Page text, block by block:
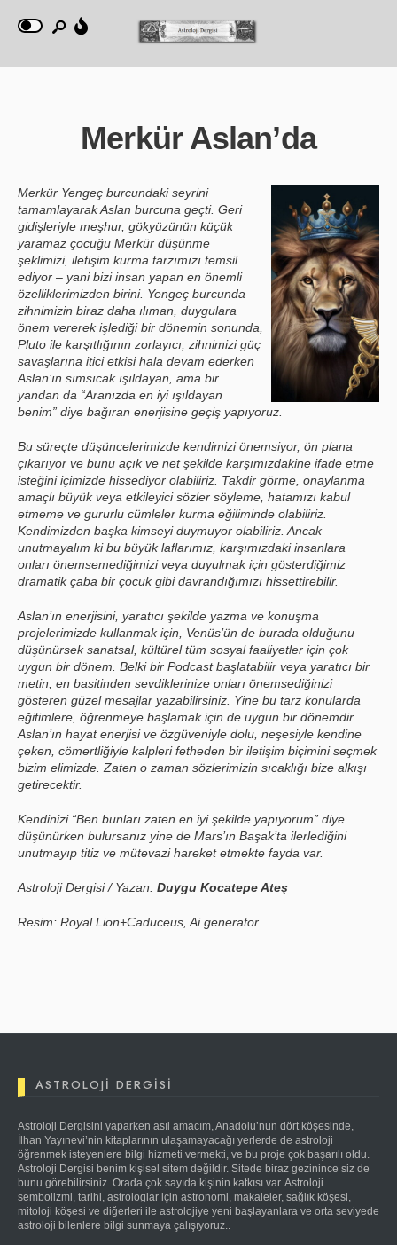
Merkür Aslan’da
Merkür Yengeç burcundaki seyrini
tamamlayarak Aslan burcuna geçti. Geri
gidişleriyle meşhur, gökyüzünün küçük
yaramaz çocuğu Merkür düşünme
şeklimizi, iletişim kurma tarzımızı temsil
ediyor – yani bizi insan yapan en önemli
özelliklerimizden birini. Yengeç burcunda
zihnimizin biraz daha ılıman, duygulara
önem vererek işlediği bir dönemin sonunda,
Pluto ile karşıtlığının zorlayıcı, zihnimizi güç
savaşlarına itici etkisi hala devam ederken
Aslan’ın sımsıcak ışıldayan, ama bir
yandan da “Aranızda en iyi ışıldayan
benim” diye bağıran enerjisine geçiş yapıyoruz.
Bu süreçte düşüncelerimizde kendimizi önemsiyor, ön plana
çıkarıyor ve bunu açık ve net şekilde karşımızdakine ifade etme
isteğini içimizde hissediyor olabiliriz. Takdir görme, onaylanma
amaçlı büyük veya etkileyici sözler söyleme, hatamızı kabul
etmeme ve gururlu cümleler kurma eğiliminde olabiliriz.
Kendimizden başka kimseyi duymuyor olabiliriz. Ancak
unutmayalım ki bu büyük laflarımız, karşımızdaki insanlara
onları önemsemediğimizi veya duyulmak için gösterdiğimiz
dramatik çaba bir çocuk gibi davrandığımızı hissettirebilir.
Aslan’ın enerjisini, yaratıcı şekilde yazma ve konuşma
projelerimizde kullanmak için, Venüs’ün de burada olduğunu
düşünürsek sanatsal, kültürel tüm sosyal faaliyetler için çok
uygun bir dönem. Belki bir Podcast başlatabilir veya yaratıcı bir
metin, en basitinden sevdiklerinize onları önemsediğinizi
gösteren güzel mesajlar yazabilirsiniz. Yine bu tarz konularda
eğitimlere, öğrenmeye başlamak için de uygun bir dönemdir.
Aslan’ın hayat enerjisi ve özgüveniyle dolu, neşesiyle kendine
çeken, cömertliğiyle kalpleri fetheden bir iletişim biçimini seçmek
bizim elimizde. Zaten o zaman sözlerimizin sıcaklığı bize alkışı
getirecektir.
Kendinizi “Ben bunları zaten en iyi şekilde yapıyorum” diye
düşünürken bulursanız yine de Mars’ın Başak’ta ilerlediğini
unutmayıp titiz ve mütevazi hareket etmekte fayda var.
Astroloji Dergisi / Yazan: Duygu Kocatepe Ateş
Resim: Royal Lion+Caduceus, Ai generator
ASTROLOJI DERGISI
Astroloji Dergisini yaparken asıl amacım, Anadolu’nun dört köşesinde,
İlhan Yayınevi’nin kitaplarının ulaşamayacağı yerlerde de astroloji
öğrenmek isteyenlere bilgi hizmeti vermekti, ve bu proje çok başarılı oldu.
Astroloji Dergisi benim kişisel sitem değildir. Sitede biraz gezinince siz de
bunu görebilirsiniz. Orada çok sayıda kişinin katkısı var. Astroloji
sembolizmi, tarihi, astrologlar için astronomi, makaleler, sağlık köşesi,
mitoloji köşesi ve diğerleri ile astrolojiye yeni başlayanlara ve orta seviyede
astroloji bilenlere bilgi sunmaya çalışıyoruz..